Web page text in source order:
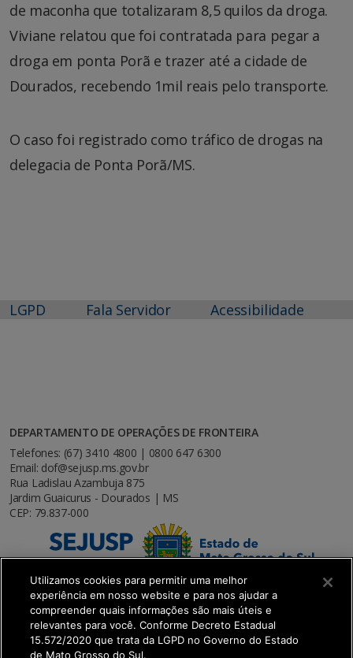
de maconha que totalizaram 8,5 quilos da droga.
Viviane relatou que foi contratada para pegar a
droga em ponta Porã e trazer até a cidade de
Dourados, recebendo 1mil reais pelo transporte.
O caso foi registrado como tráfico de drogas na
delegacia de Ponta Porã/MS.
LGPD Fala Servidor Acessibilidade
DEPARTAMENTO DE OPERAÇÕES DE FRONTEIRA
Telefones: (67) 3410 4800 | 0800 647 6300
Email: dof@sejusp.ms.gov.br
Rua Ladislau Azambuja 875
Jardim Guaicurus - Dourados | MS
CEP: 79.837-000
Utilizamos cookies para permitir uma melhor
experiência em nosso website e para nos ajudar a
compreender quais informações são mais úteis e
relevantes para você. Conforme Decreto Estadual
15.572/2020 que trata da LGPD no Governo do Estado
de Mato Grosso do Sul.